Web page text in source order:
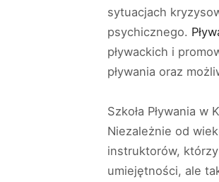
sytuacjach
psychicznego.
pływackich i
pływania oraz
Szkoła Pływania
Niezależnie od
instruktorów,
umiejętności, ale